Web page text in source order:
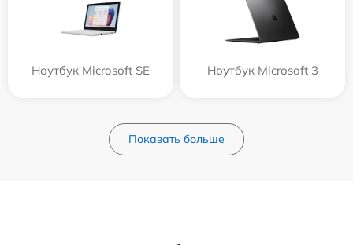
Ноутбук Microsoft SE Ноутбук Microsoft 3
Показать больше